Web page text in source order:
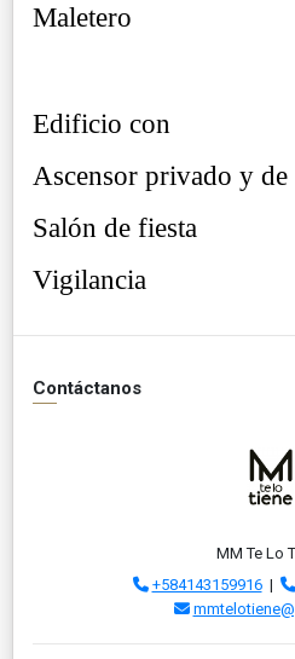
Maletero
Edificio con
Ascensor privado y
Salón de fiesta
Vigilancia
Contáctanos
MM Te Lo
+584143159916|